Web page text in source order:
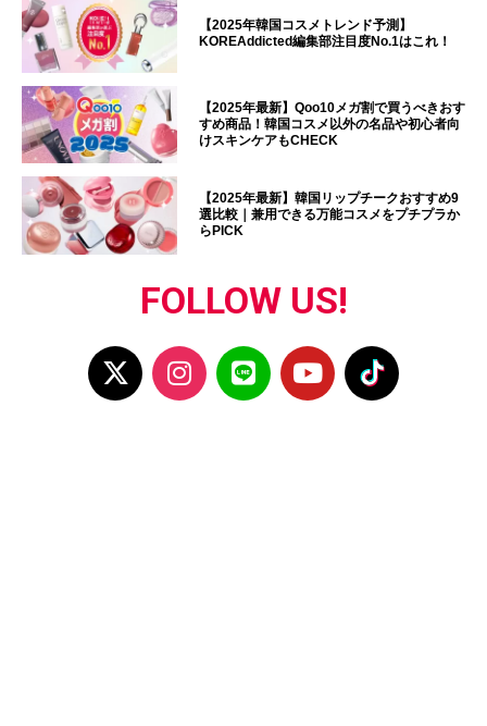
【2025年韓国コスメトレンド予測】
KOREAddicted編集部注目度No.1はこれ！
【2025年最新】Qoo10メガ割で買うべきおす
すめ商品！韓国コスメ以外の名品や初心者向
けスキンケアもCHECK
【2025年最新】韓国リップチークおすすめ9
選比較｜兼用できる万能コスメをプチプラか
らPICK
FOLLOW US!